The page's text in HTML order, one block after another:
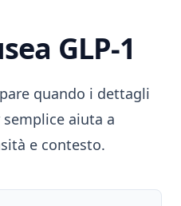
GLP-1
quando i dettagli
aiuta a
e contesto.